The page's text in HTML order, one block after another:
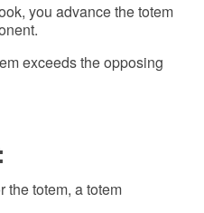
you advance the totem
exceeds the opposing
the totem, a totem